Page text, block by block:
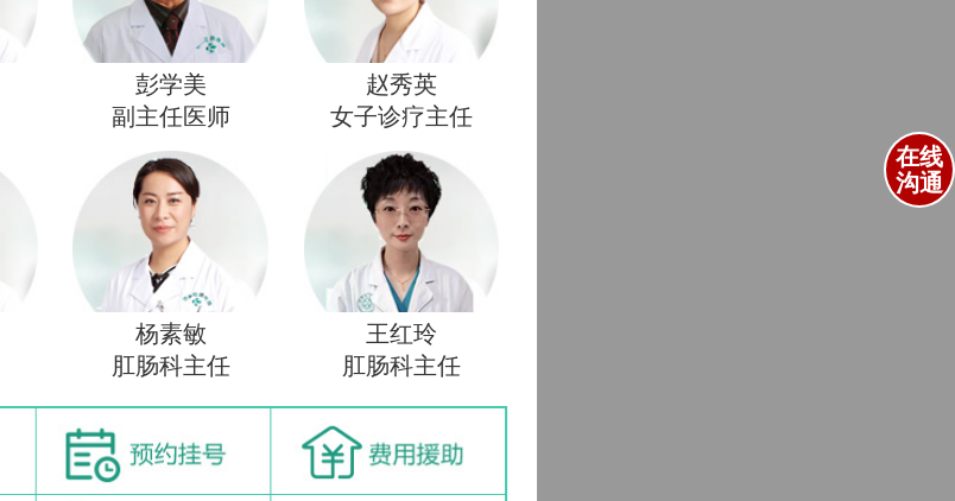
彭学美
副主任医师
赵秀英
女子诊疗主任
杨素敏
肛肠科主任
王红玲
肛肠科主任
在线
沟通